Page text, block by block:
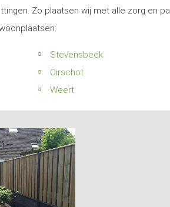
Zo plaatsen wij met alle zorg en
Stevensbeek
Oirschot
Weert